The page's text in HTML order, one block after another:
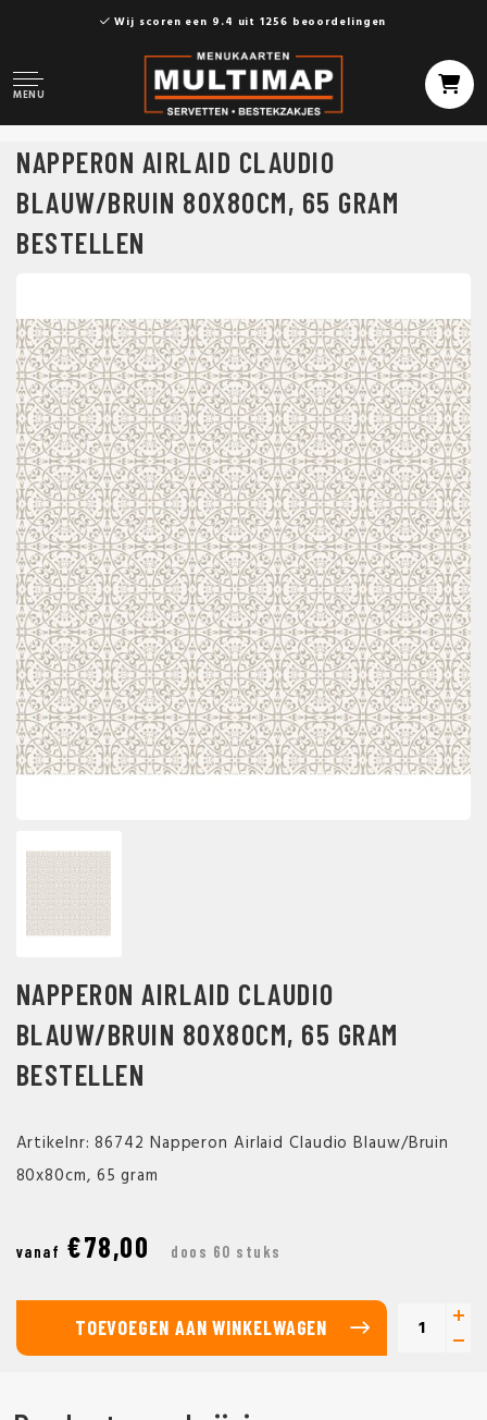
Wij scoren een 9.4 uit 1256 beoordelingen
MENU
NAPPERON AIRLAID CLAUDIO
BLAUW/BRUIN 80X80CM, 65 GRAM
BESTELLEN
NAPPERON AIRLAID CLAUDIO
BLAUW/BRUIN 80X80CM, 65 GRAM
BESTELLEN
Artikelnr: 86742 Napperon Airlaid Claudio Blauw/Bruin
80x80cm, 65 gram
vanaf €78,00 doos 60 stuks
TOEVOEGEN AAN WINKELWAGEN